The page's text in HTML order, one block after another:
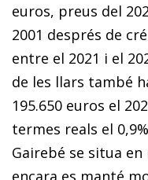
euros, preus del
2001 després de
entre el 2021 i el
de les llars també
195.650 euros el
termes reals el
Gairebé se situa
encara es manté